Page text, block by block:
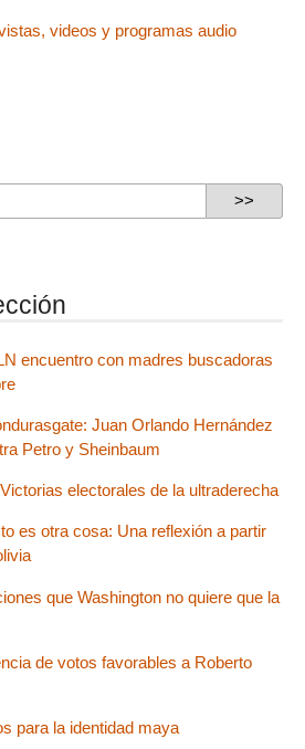
videos y programas audio
encuentro con madres buscadoras
Juan Orlando Hernández
Petro y Sheinbaum
electorales de la ultraderecha
es otra cosa: Una reflexión a partir
que Washington no quiere que la
de votos favorables a Roberto
para la identidad maya